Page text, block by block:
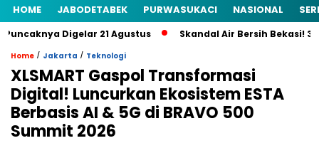
HOME JABODETABEK PURWASUKACI NASIONAL
Digelar 21 Agustus Skandal Air Bersih Bekasi! 3
Home / Jakarta / Teknologi
XLSMART Gaspol Transformasi
Digital! Luncurkan Ekosistem ESTA
Berbasis AI & 5G di BRAVO 500
Summit 2026